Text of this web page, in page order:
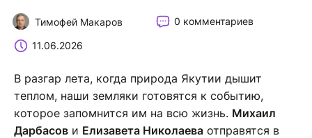
Тимофей Макаров 0 комментариев
11.06.2026
В разгар лета, когда природа Якутии дышит
теплом, наши земляки готовятся к событию,
которое запомнится им на всю жизнь. Михаил
Дарбасов и Елизавета Николаева отправятся в